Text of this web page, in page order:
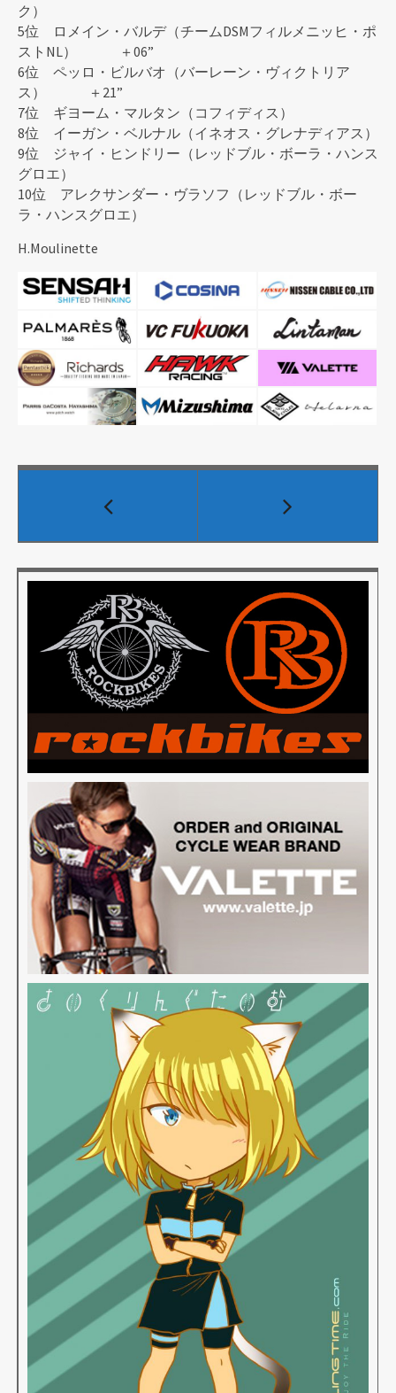
ク）
5位 ロメイン・バルデ（チームDSMフィルメニッヒ・ポ
ストNL） ＋06”
6位 ペッロ・ビルバオ（バーレーン・ヴィクトリア
ス） ＋21”
7位 ギヨーム・マルタン（コフィディス）
8位 イーガン・ベルナル（イネオス・グレナディアス）
9位 ジャイ・ヒンドリー（レッドブル・ボーラ・ハンス
グロエ）
10位 アレクサンダー・ヴラソフ（レッドブル・ボー
ラ・ハンスグロエ）
H.Moulinette